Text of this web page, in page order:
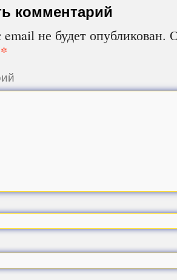
комментарий
не будет опубликован.
*